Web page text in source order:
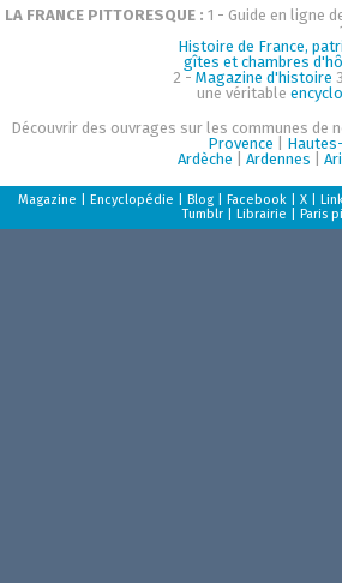
LA FRANCE PITTORESQUE : 1 - Guide en ligne
Histoire de France,
gîtes et chambres
2 - Magazine d'histoire
une véritable
Découvrir des ouvrages sur les communes de
Provence
Ardèche |Ardennes |
Magazine |Encyclopédie |Blog |Facebook |X |
Tumblr |Librairie |Paris